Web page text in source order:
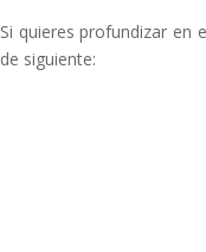
Si quieres profundizar en
de siguiente: